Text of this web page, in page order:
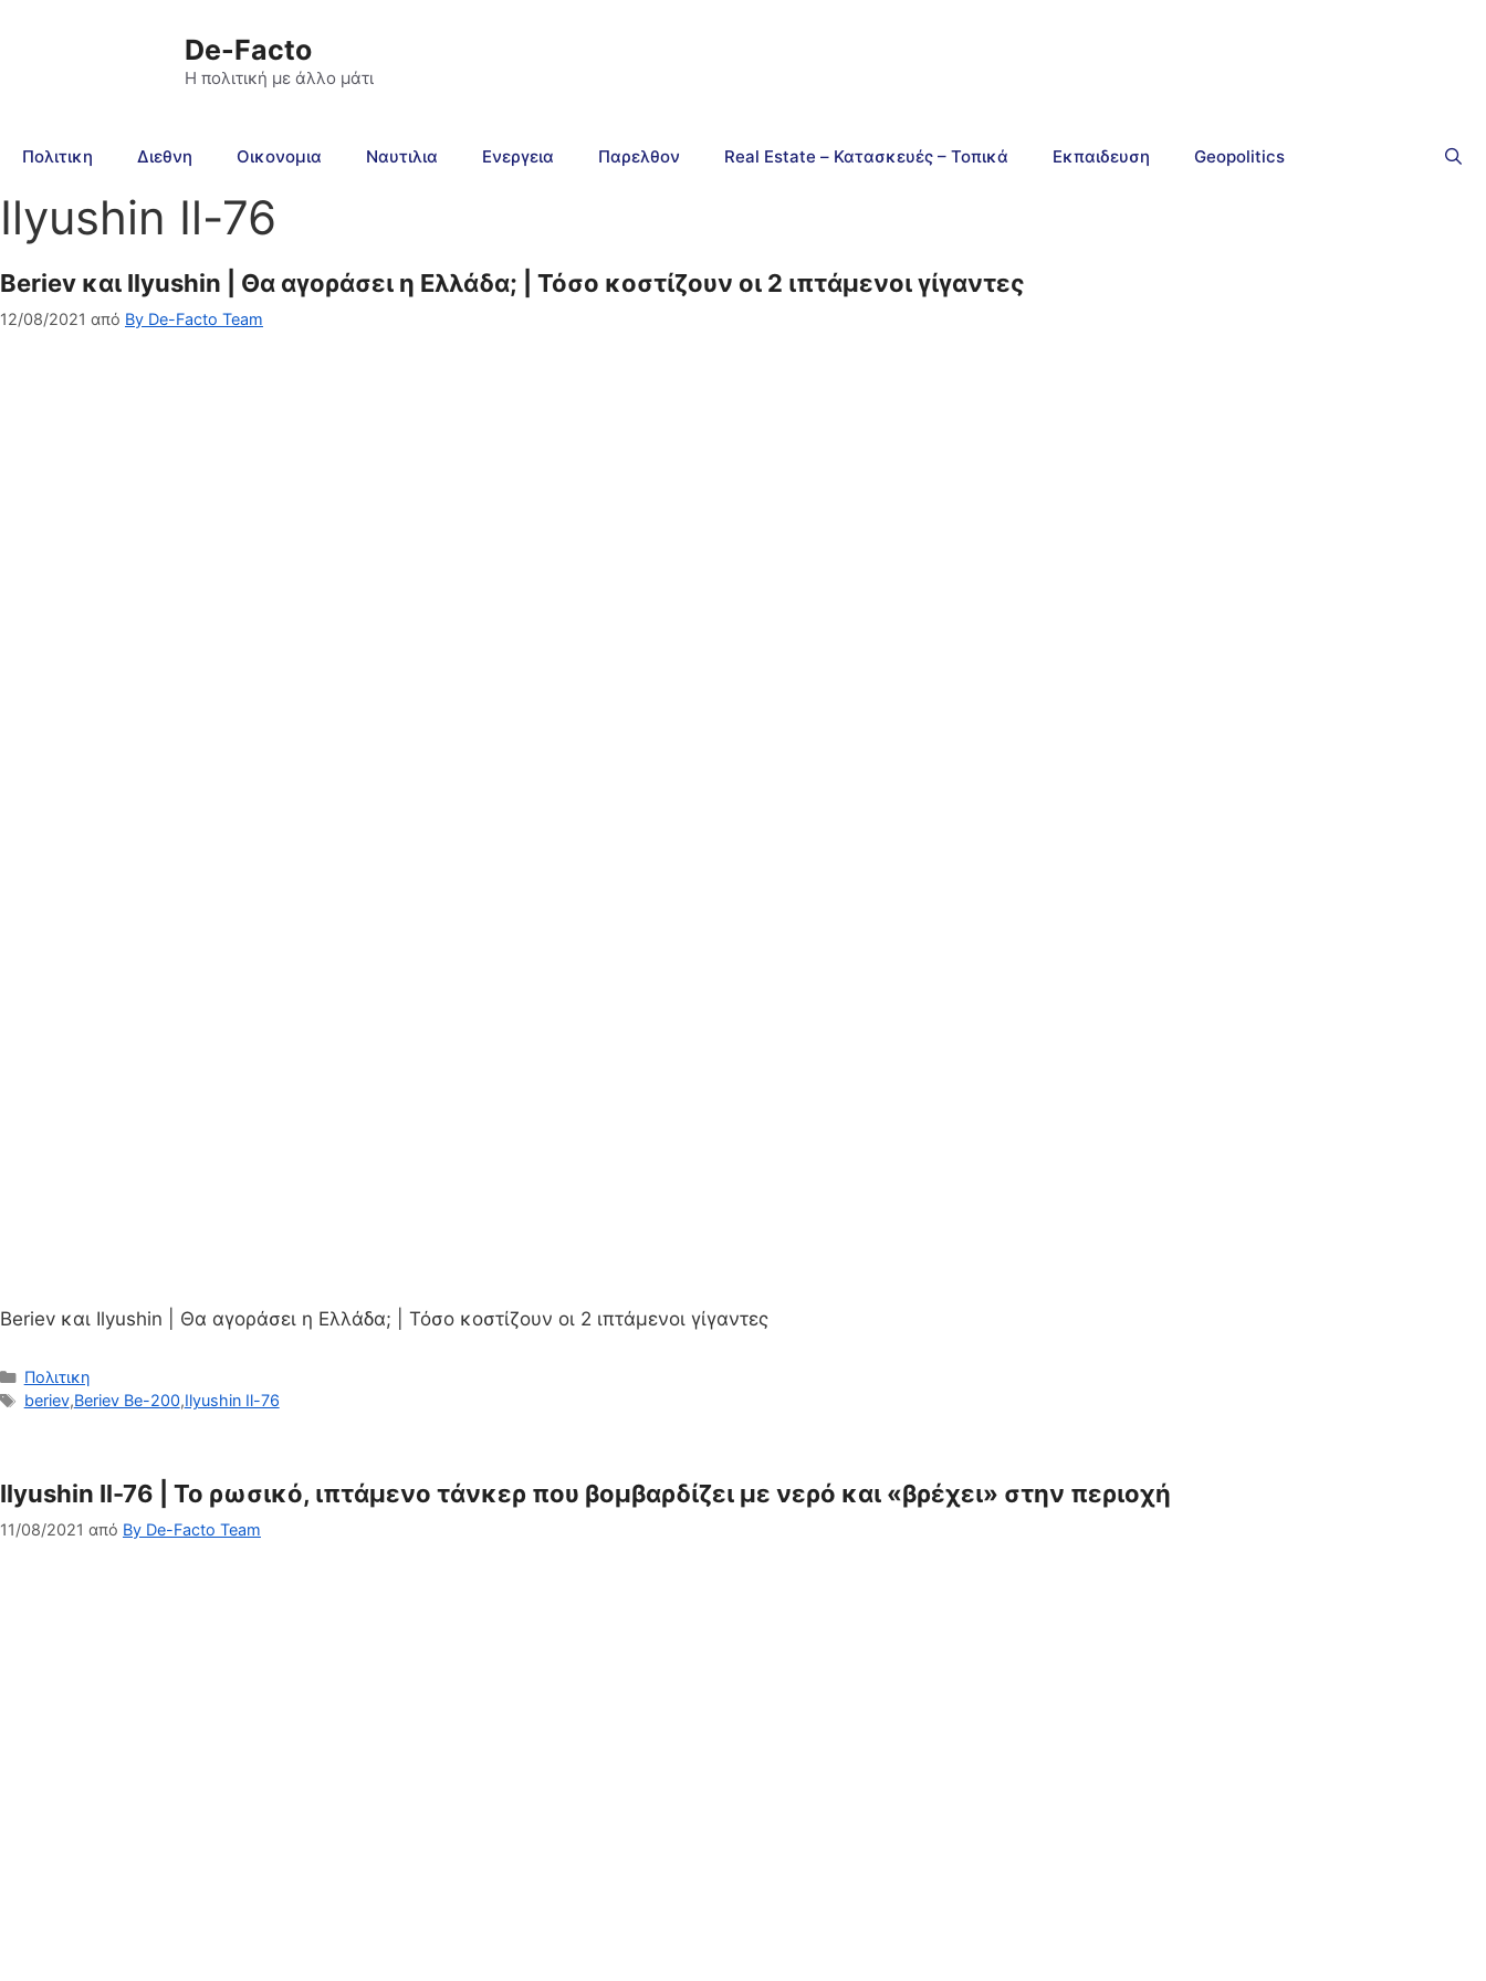
De-Facto
Η πολιτική με άλλο μάτι
Πολιτικη Διεθνη Οικονομια Ναυτιλια Ενεργεια Παρελθον Real Estate – Κατασκευές – Τοπικά Εκπαιδευση Geopolitics
Ilyushin Il-76
Beriev και Ilyushin | Θα αγοράσει η Ελλάδα; | Τόσο κοστίζουν οι 2 ιπτάμενοι γίγαντες
12/08/2021 από By De-Facto Team
Beriev και Ilyushin | Θα αγοράσει η Ελλάδα; | Τόσο κοστίζουν οι 2 ιπτάμενοι γίγαντες
Κατηγορίες
Πολιτικη
Ετικέτες
beriev,Beriev Be-200,Ilyushin Il-76
Ilyushin Il-76 | Το ρωσικό, ιπτάμενο τάνκερ που βομβαρδίζει με νερό και «βρέχει» στην περιοχή
11/08/2021 από By De-Facto Team